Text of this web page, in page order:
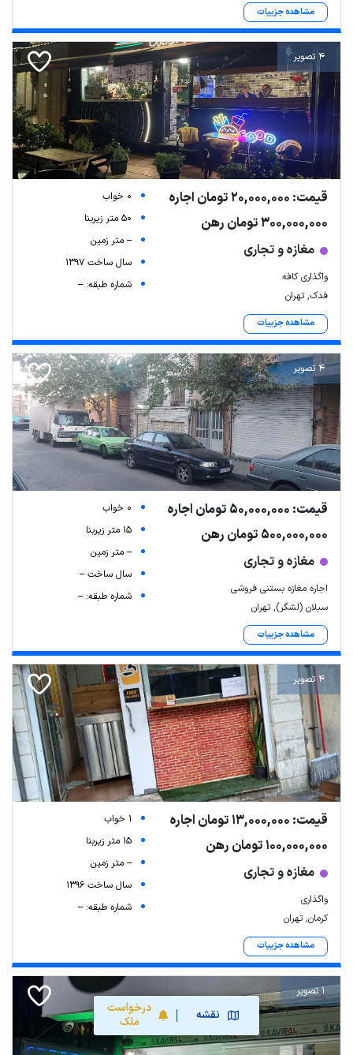
نقشه
درخواست
ملک
مشاهده جزییات
4 تصویر
قیمت: 20,000,000 تومان اجاره
300,000,000 تومان رهن
مغازه و تجاری
واگذاری کافه
فدک, تهران
مشاهده جزییات
0 خواب
50 متر زیربنا
-- متر زمین
سال ساخت 1397
شماره طبقه: --
4 تصویر
قیمت: 50,000,000 تومان اجاره
500,000,000 تومان رهن
مغازه و تجاری
اجاره مغازه بستنی فروشی
سبلان (لشگر), تهران
مشاهده جزییات
0 خواب
15 متر زیربنا
-- متر زمین
سال ساخت --
شماره طبقه: --
4 تصویر
قیمت: 13,000,000 تومان اجاره
100,000,000 تومان رهن
مغازه و تجاری
واگذاری
کرمان, تهران
مشاهده جزییات
1 خواب
15 متر زیربنا
-- متر زمین
سال ساخت 1396
شماره طبقه: --
1 تصویر